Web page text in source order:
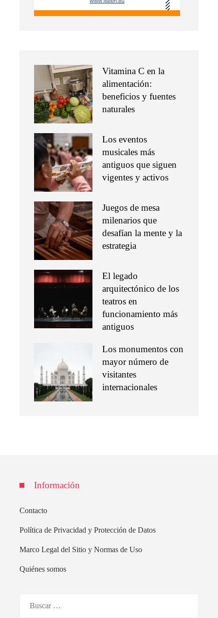
Vitamina C en la
alimentación:
beneficios y fuentes
naturales
Los eventos
musicales más
antiguos que siguen
vigentes y activos
Juegos de mesa
milenarios que
desafían la mente y la
estrategia
El legado
arquitectónico de los
teatros en
funcionamiento más
antiguos
Los monumentos con
mayor número de
visitantes
internacionales
Información
Contacto
Política de Privacidad y Protección de Datos
Marco Legal del Sitio y Normas de Uso
Quiénes somos